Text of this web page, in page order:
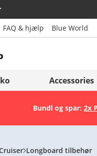
Italia (Italiano)
Italien (Deutsch)
Suomi
FAQ & hjælp Blue World
Accessories
Bundl og spar: 2x
Longboard tilbehør